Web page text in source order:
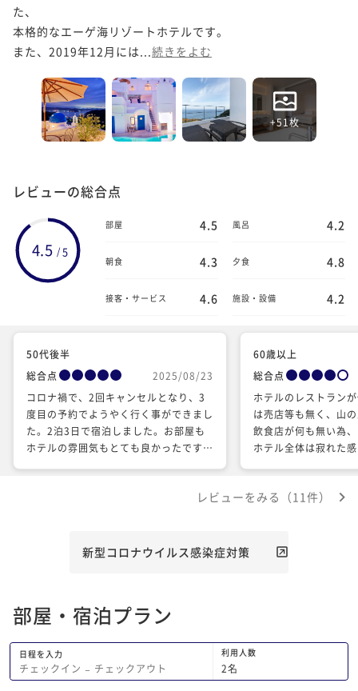
た、
本格的なエーゲ海リゾートホテルです。
また、2019年12月には... 続きをよむ
+51枚
レビューの総合点
4.5 /5
部屋 4.5 風呂 4.2
朝食 4.3 夕食 4.8
接客・サービス 4.6 施設・設備 4.2
50代後半
総合点
2025/08/23
コロナ禍で、2回キャンセルとなり、3
度目の予約でようやく行く事ができまし
た。2泊3日で宿泊しました。お部屋も
ホテルの雰囲気もとても良かったです。
教えて欲しかったです。気付かずに2日
せんでした。夕日が見えませんが、朝日
ホテルなのに冷蔵庫の中の飲み物がいま
心がけておられるので、冷蔵庫の飲み物
も、高知特産の飲料水などあると良いと
思いました。朝夕食付きにしましたが、
60歳以上
総合点
ホテルのレストラン
は売店等も無く、山
飲食店が何も無い為
ホテル全体は寂れた
してもらえるので気
レビューをみる（11件）
新型コロナウイルス感染症対策
部屋・宿泊プラン
日程を入力
チェックイン − チェックアウト
利用人数
2名